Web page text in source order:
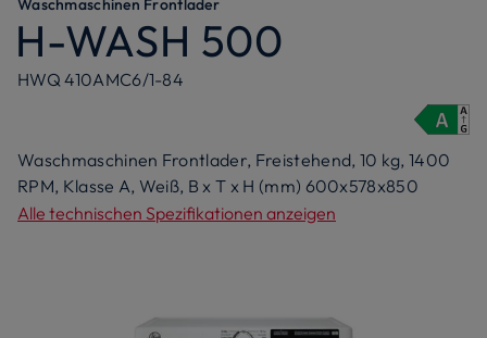
Waschmaschinen Frontlader
H-WASH 500
HWQ 410AMC6/1-84
Waschmaschinen Frontlader, Freistehend, 10 kg, 1400
RPM, Klasse A, Weiß, B x T x H (mm) 600x578x850
Alle technischen Spezifikationen anzeigen